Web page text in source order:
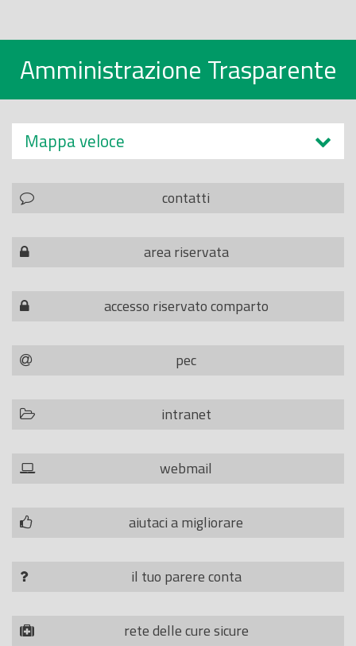
Amministrazione Trasparente
Mappa veloce
contatti
area riservata
accesso riservato comparto
pec
intranet
webmail
aiutaci a migliorare
il tuo parere conta
rete delle cure sicure